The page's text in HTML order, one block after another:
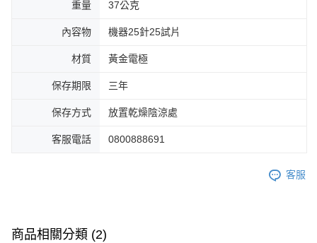
重量 37公克
內容物 機器25針25試片
材質 黃金電極
保存期限 三年
保存方式 放置乾燥陰涼處
客服電話 0800888691
客服
商品相關分類 (2)